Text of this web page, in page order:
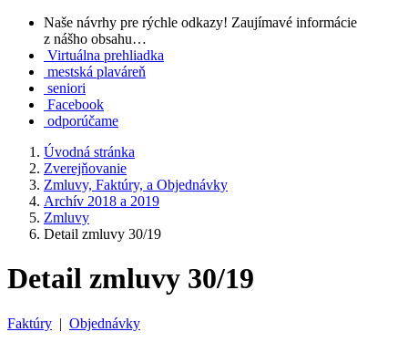
Naše návrhy pre rýchle odkazy! Zaujímavé informácie
z nášho obsahu…
Virtuálna prehliadka
mestská plaváreň
seniori
Facebook
odporúčame
Úvodná stránka
Zverejňovanie
Zmluvy, Faktúry, a Objednávky
Archív 2018 a 2019
Zmluvy
Detail zmluvy 30/19
Detail zmluvy 30/19
Faktúry | Objednávky